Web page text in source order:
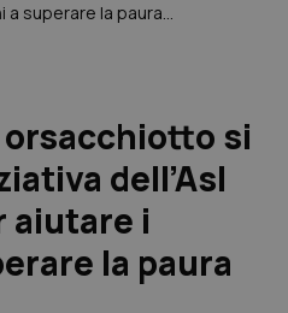
a superare la paura
si
dell’Asl
aiutare i
la paura